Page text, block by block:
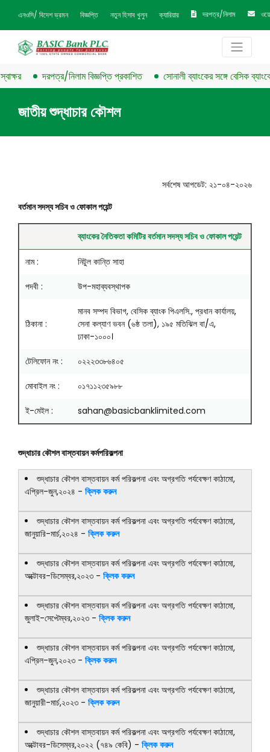
এনওসি/ বিদেশ ভ্রমন বিজ্ঞপ্তি নতুন হিসাব খুলুন ক্যারিয়ার দরপত্র/নিলাম
দরপত্র/নিলাম বিজ্ঞপ্তি প্রকাশিত সোনালী ব্যাংকের সঙ্গে বেসিক
জাতীয় শুদ্ধাচার কৌশল
সর্বশেষ আপডেট: ২১-০৪-২০২৬
বর্তমান সদস্য সচিব ও ফোকাল পয়েন্ট
ব্যাংকের নৈতিকতা কমিটির বর্তমান সদস্য সচিব ও ফোকাল পয়েন্ট
নাম : নিটুল কান্তি সাহা
পদবী : উপ-মহাব্যবস্থাপক
ঠিকানা :
মানব সম্পদ বিভাগ, বেসিক ব্যাংক পিএলসি., প্রধান কার্যালয়,
সেনা কল্যাণ ভবন (৬ষ্ঠ তলা), ১৯৫ মতিঝিল বা/এ,
ঢাকা-১০০০।
টেলিফোন নং : ০২২২৩৩৮৬৪০৫
মোবাইল নং : ০১৭১১২৩৫৯৮৮
ই-মেইল : sahan@basicbanklimited.com
শুদ্ধাচার কৌশল বাস্তবায়ন কর্মপরিকল্পনা
শুদ্ধাচার কৌশল বাস্তবায়ন কর্ম পরিকল্পনা এবং অগ্রগতি পর্যবেক্ষণ কাঠামো,
এপ্রিল-জুন,২০২৪ - ক্লিক করুন
শুদ্ধাচার কৌশল বাস্তবায়ন কর্ম পরিকল্পনা এবং অগ্রগতি পর্যবেক্ষণ কাঠামো,
জানুয়ারি-মার্চ,২০২৪ - ক্লিক করুন
শুদ্ধাচার কৌশল বাস্তবায়ন কর্ম পরিকল্পনা এবং অগ্রগতি পর্যবেক্ষণ কাঠামো,
অক্টোবর-ডিসেম্বর,২০২৩ - ক্লিক করুন
শুদ্ধাচার কৌশল বাস্তবায়ন কর্ম পরিকল্পনা এবং অগ্রগতি পর্যবেক্ষণ কাঠামো,
জুলাই-সেপ্টেম্বর,২০২৩ - ক্লিক করুন
শুদ্ধাচার কৌশল বাস্তবায়ন কর্ম পরিকল্পনা এবং অগ্রগতি পর্যবেক্ষণ কাঠামো,
এপ্রিল-জুন,২০২৩ - ক্লিক করুন
শুদ্ধাচার কৌশল বাস্তবায়ন কর্ম পরিকল্পনা এবং অগ্রগতি পর্যবেক্ষণ কাঠামো,
জানুয়ারী-মার্চ,২০২৩ - ক্লিক করুন
শুদ্ধাচার কৌশল বাস্তবায়ন কর্ম পরিকল্পনা এবং অগ্রগতি পর্যবেক্ষণ কাঠামো,
অক্টোবর-ডিসেম্বর,২০২২ (৭৪৯ কেবি) - ক্লিক করুন